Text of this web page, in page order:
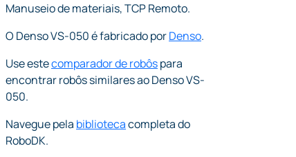
Manuseio de materiais, TCP Remoto.
O Denso VS-050 é fabricado porDenso.
Use estecomparador de robôspara
encontrar robôs similares ao Denso VS-
050.
Navegue pela bibliotecacompleta do
RoboDK.